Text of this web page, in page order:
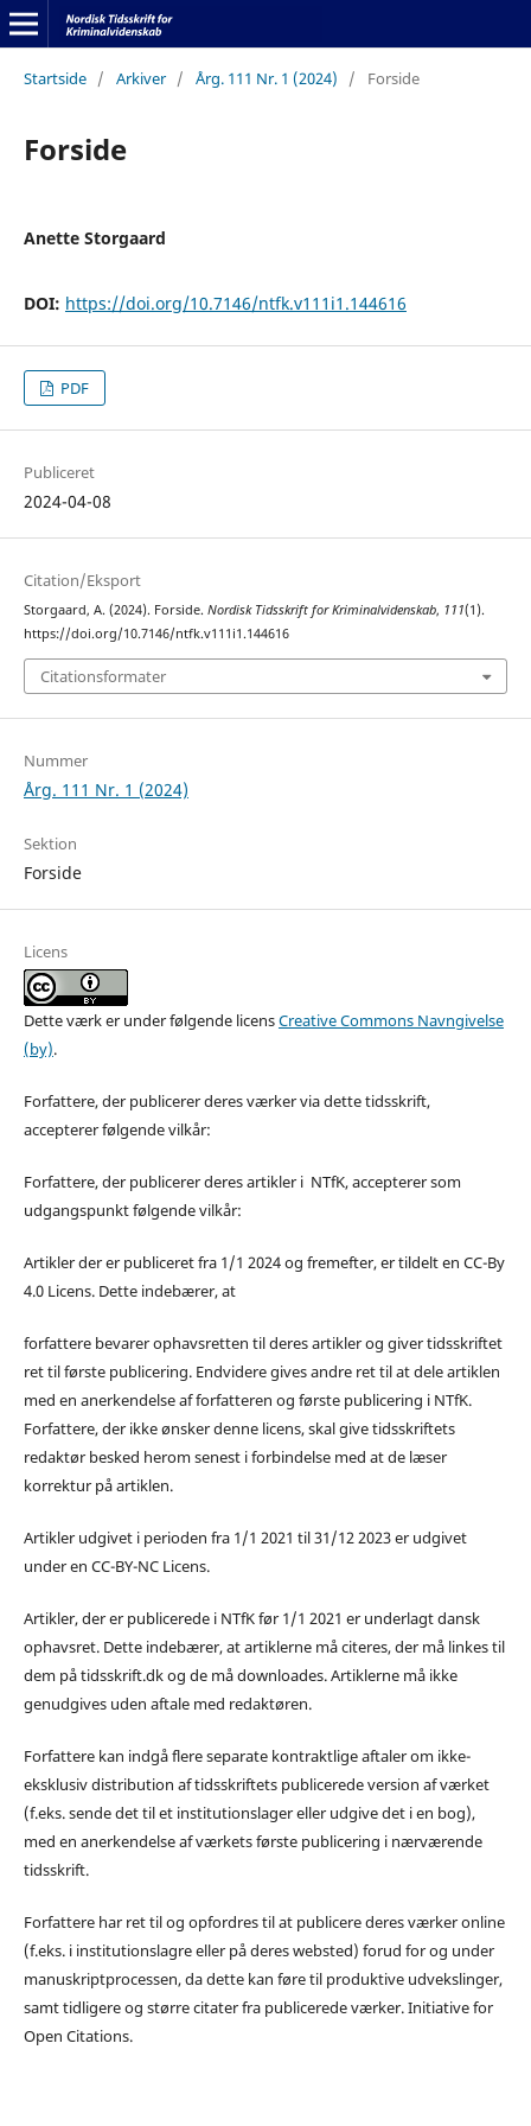
Startside / Arkiver / Årg. 111 Nr. 1 (2024) / Forside
Forside
Anette Storgaard
DOI: https://doi.org/10.7146/ntfk.v111i1.144616
PDF
Publiceret
2024-04-08
Citation/Eksport
Storgaard, A. (2024). Forside. Nordisk Tidsskrift for Kriminalvidenskab, 111(1).
https://doi.org/10.7146/ntfk.v111i1.144616
Citationsformater
Nummer
Årg. 111 Nr. 1 (2024)
Sektion
Forside
Licens
Dette værk er under følgende licensCreative Commons Navngivelse
(by).
Forfattere, der publicerer deres værker via dette tidsskrift,
accepterer følgende vilkår:
Forfattere, der publicerer deres artikler i NTfK, accepterer som
udgangspunkt følgende vilkår:
Artikler der er publiceret fra 1/1 2024 og fremefter, er tildelt en CC-By
4.0 Licens. Dette indebærer, at
forfattere bevarer ophavsretten til deres artikler og giver tidsskriftet
ret til første publicering. Endvidere gives andre ret til at dele artiklen
med en anerkendelse af forfatteren og første publicering i NTfK.
Forfattere, der ikke ønsker denne licens, skal give tidsskriftets
redaktør besked herom senest i forbindelse med at de læser
korrektur på artiklen.
Artikler udgivet i perioden fra 1/1 2021 til 31/12 2023 er udgivet
under en CC-BY-NC Licens.
Artikler, der er publicerede i NTfK før 1/1 2021 er underlagt dansk
ophavsret. Dette indebærer, at artiklerne må citeres, der må linkes til
dem på tidsskrift.dk og de må downloades. Artiklerne må ikke
genudgives uden aftale med redaktøren.
Forfattere kan indgå flere separate kontraktlige aftaler om ikke-
eksklusiv distribution af tidsskriftets publicerede version af værket
(f.eks. sende det til et institutionslager eller udgive det i en bog),
med en anerkendelse af værkets første publicering i nærværende
tidsskrift.
Forfattere har ret til og opfordres til at publicere deres værker online
(f.eks. i institutionslagre eller på deres websted) forud for og under
manuskriptprocessen, da dette kan føre til produktive udvekslinger,
samt tidligere og større citater fra publicerede værker. Initiative for
Open Citations.